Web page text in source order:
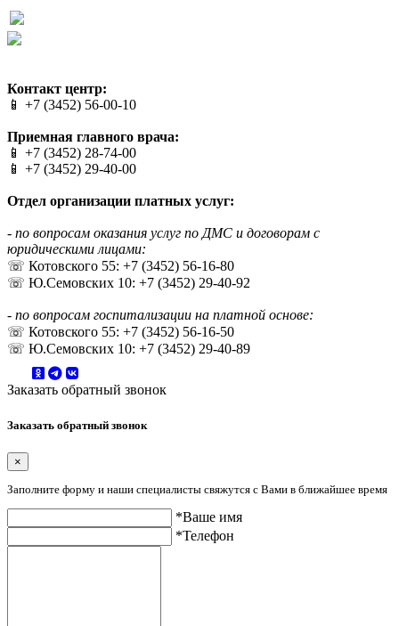
Контакт центр:
📱 +7 (3452) 56-00-10
Приемная главного врача:
📱 +7 (3452) 28-74-00
📱 +7 (3452) 29-40-00
Отдел организации платных услуг:
- по вопросам оказания услуг по ДМС и договорам с
юридическими лицами:
☏ Котовского 55: +7 (3452) 56-16-80
☏ Ю.Семовских 10: +7 (3452) 29-40-92
- по вопросам госпитализации на платной основе:
☏ Котовского 55: +7 (3452) 56-16-50
☏ Ю.Семовских 10: +7 (3452) 29-40-89
Заказать обратный звонок
Заказать обратный звонок
×
Заполните форму и наши специалисты свяжутся с Вами в ближайшее время
*Ваше имя
*Телефон